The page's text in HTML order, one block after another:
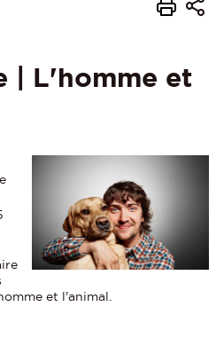
| L'homme et
et l'animal.